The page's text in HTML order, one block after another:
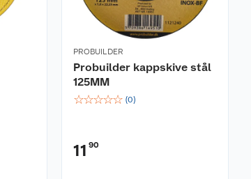
PROBUILDER
Probuilder kappskive stål
125MM
☆☆☆☆☆ (0)
11 90